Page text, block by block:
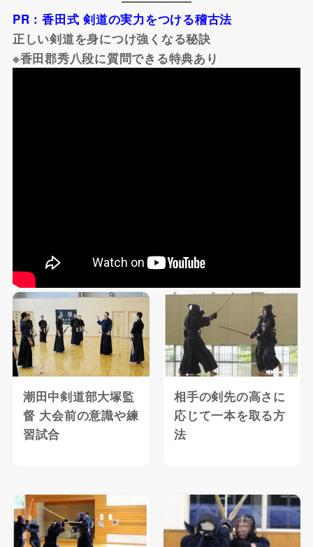
PR：香田式 剣道の実力をつける稽古法
正しい剣道を身につけ強くなる秘訣
※香田郡秀八段に質問できる特典あり
潮田中剣道部大塚監
督 大会前の意識や練
習試合
相手の剣先の高さに
応じて一本を取る方
法